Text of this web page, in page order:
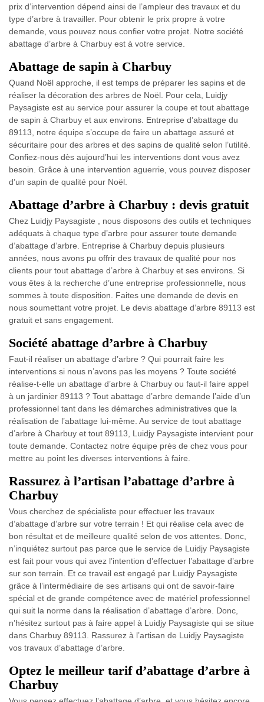
prix d’intervention dépend ainsi de l’ampleur des travaux et du
type d’arbre à travailler. Pour obtenir le prix propre à votre
demande, vous pouvez nous confier votre projet. Notre société
abattage d’arbre à Charbuy est à votre service.
Abattage de sapin à Charbuy
Quand Noël approche, il est temps de préparer les sapins et de
réaliser la décoration des arbres de Noël. Pour cela, Luidjy
Paysagiste est au service pour assurer la coupe et tout abattage
de sapin à Charbuy et aux environs. Entreprise d’abattage du
89113, notre équipe s’occupe de faire un abattage assuré et
sécuritaire pour des arbres et des sapins de qualité selon l’utilité.
Confiez-nous dès aujourd’hui les interventions dont vous avez
besoin. Grâce à une intervention aguerrie, vous pouvez disposer
d’un sapin de qualité pour Noël.
Abattage d’arbre à Charbuy : devis gratuit
Chez Luidjy Paysagiste , nous disposons des outils et techniques
adéquats à chaque type d’arbre pour assurer toute demande
d’abattage d’arbre. Entreprise à Charbuy depuis plusieurs
années, nous avons pu offrir des travaux de qualité pour nos
clients pour tout abattage d’arbre à Charbuy et ses environs. Si
vous êtes à la recherche d’une entreprise professionnelle, nous
sommes à toute disposition. Faites une demande de devis en
nous soumettant votre projet. Le devis abattage d’arbre 89113 est
gratuit et sans engagement.
Société abattage d’arbre à Charbuy
Faut-il réaliser un abattage d’arbre ? Qui pourrait faire les
interventions si nous n’avons pas les moyens ? Toute société
réalise-t-elle un abattage d’arbre à Charbuy ou faut-il faire appel
à un jardinier 89113 ? Tout abattage d’arbre demande l’aide d’un
professionnel tant dans les démarches administratives que la
réalisation de l’abattage lui-même. Au service de tout abattage
d’arbre à Charbuy et tout 89113, Luidjy Paysagiste intervient pour
toute demande. Contactez notre équipe près de chez vous pour
mettre au point les diverses interventions à faire.
Rassurez à l’artisan l’abattage d’arbre à
Charbuy
Vous cherchez de spécialiste pour effectuer les travaux
d’abattage d’arbre sur votre terrain ! Et qui réalise cela avec de
bon résultat et de meilleure qualité selon de vos attentes. Donc,
n’inquiétez surtout pas parce que le service de Luidjy Paysagiste
est fait pour vous qui avez l’intention d’effectuer l’abattage d’arbre
sur son terrain. Et ce travail est engagé par Luidjy Paysagiste
grâce à l’intermédiaire de ses artisans qui ont de savoir-faire
spécial et de grande compétence avec de matériel professionnel
qui suit la norme dans la réalisation d’abattage d’arbre. Donc,
n’hésitez surtout pas à faire appel à Luidjy Paysagiste qui se situe
dans Charbuy 89113. Rassurez à l’artisan de Luidjy Paysagiste
vos travaux d’abattage d’arbre.
Optez le meilleur tarif d’abattage d’arbre à
Charbuy